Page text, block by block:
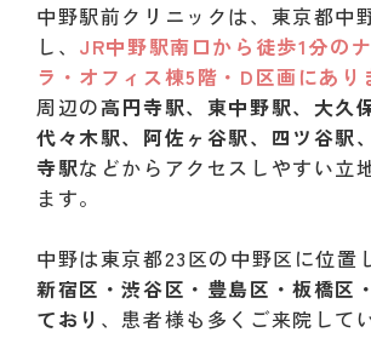
中野駅前クリニックは、東京都中
し、 JR中野駅南口から徒歩1分の
ラ・オフィス棟5階・D区画にあり
周辺の高円寺駅、東中野駅、大久
代々木駅、阿佐ヶ谷駅、四ツ谷駅
寺駅などからアクセスしやすい立
ます。
中野は東京都23区の中野区に位置
新宿区・渋谷区・豊島区・板橋区
ており 、患者様も多くご来院して